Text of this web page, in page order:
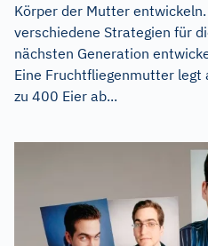
Körper der Mutter
verschiedene Strategien für
nächsten Generation
Eine Fruchtfliegenmutter legt
zu 400 Eier ab...